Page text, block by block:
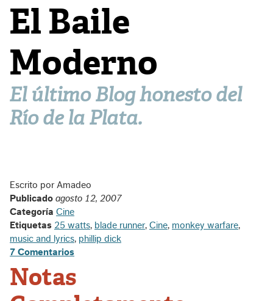
El Baile
Moderno
El último Blog honesto del
Río de la Plata.
Escrito por Amadeo
Publicado agosto 12, 2007
Categoría Cine
Etiquetas 25 watts, blade runner, Cine, monkey warfare,
music and lyrics, phillip dick
7 Comentarios
Notas